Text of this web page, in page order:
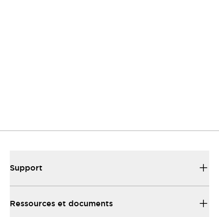
Support
Ressources et documents